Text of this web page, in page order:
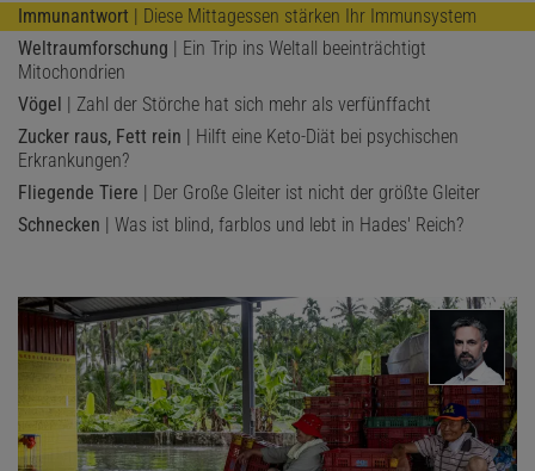
Immunantwort | Diese Mittagessen stärken Ihr Immunsystem
Weltraumforschung | Ein Trip ins Weltall beeinträchtigt
Mitochondrien
Vögel | Zahl der Störche hat sich mehr als verfünffacht
Zucker raus, Fett rein | Hilft eine Keto-Diät bei psychischen
Erkrankungen?
Fliegende Tiere | Der Große Gleiter ist nicht der größte Gleiter
Schnecken | Was ist blind, farblos und lebt in Hades' Reich?